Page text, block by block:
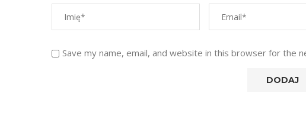
Save my name, email, and website in this browser for the